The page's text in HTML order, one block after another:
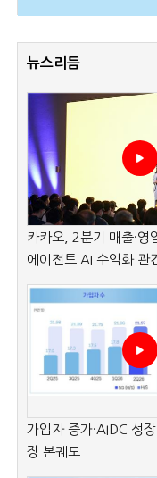
뉴스리듬
카카오, 2분기 매출·
에이전트 AI 수익화 관
가입자 증가·AIDC 성
장 본궤도